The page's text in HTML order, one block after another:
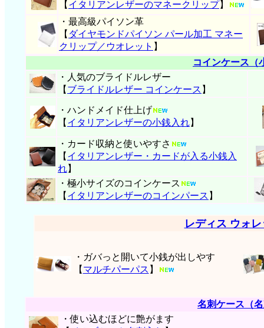
【 イタリアンレザーのマネークリップ】
・最高級パイソン革
【 ダイヤモンドパイソン パール加工 マネー
クリップ／ウオレット 】
コインケース（
・人気のブライドルレザー
【 ブライドルレザー コインケース 】
・ハンドメイド仕上げ
【 イタリアンレザーの小銭入れ】
・カード収納と使いやすさ
【 イタリアンレザー・ カードが入る小銭入
れ】
・極小サイズのコインケース
【 イタリアンレザーのコインパース 】
レディス ウォ
・ガバっと開いて小銭が出しやす
【 マルチパーパス 】
名刺ケース（
・使い込むほどに艶がます